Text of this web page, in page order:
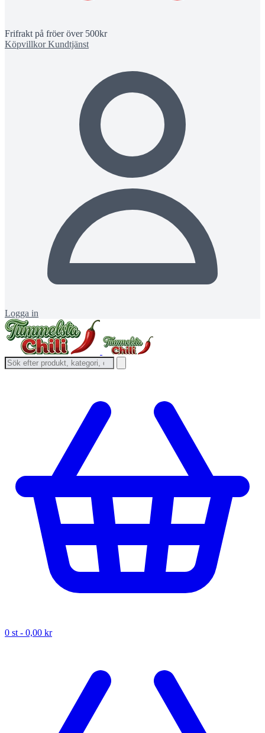
Frifrakt på fröer över 500kr
KöpvillkorKundtjänst
Logga in
0 st - 0,00 kr